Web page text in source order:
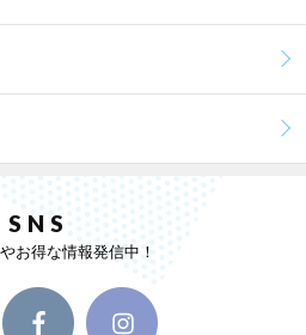
SNS
お得な情報発信中！